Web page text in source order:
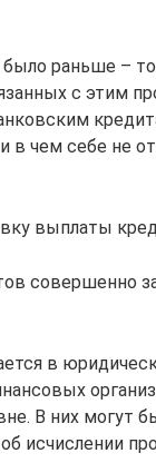
было раньше –
с этим
в чем себе не
выплаты
совершенно
в
В них могут
исчислении